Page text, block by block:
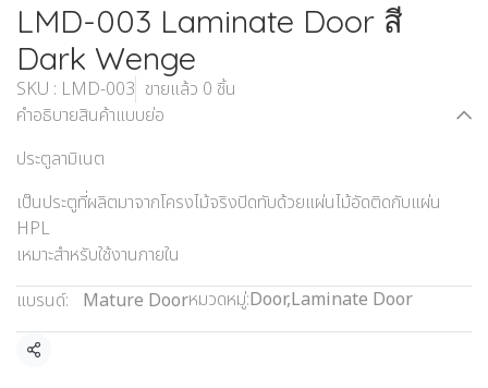
LMD-003 Laminate Door สี
Dark Wenge
SKU : LMD-003 ขายแล้ว 0 ชิ้น
คำอธิบายสินค้าแบบย่อ
ประตูลามิเนต
เป็นประตูที่ผลิตมาจากโครงไม้จริงปิดทับด้วยแผ่นไม้อัดติดกับแผ่น
HPL
เหมาะสำหรับใช้งานภายใน
แบรนด์:
Mature Doorหมวดหมู่:Door,Laminate Door
แชร์